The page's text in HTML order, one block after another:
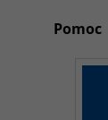
Pomoc